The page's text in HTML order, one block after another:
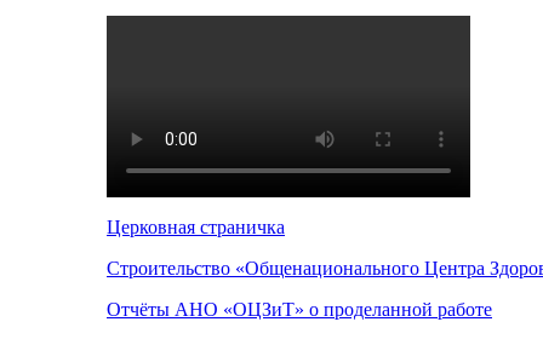
Церковная страничка
Строительство «Общенационального Центра
Отчёты АНО «ОЦЗиТ» о проделанной работе